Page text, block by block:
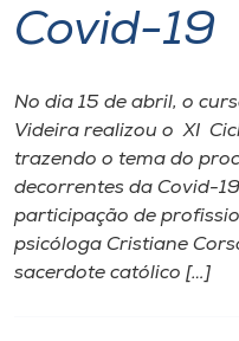
Internacionalização
I.nova
Covid-19
No dia 15 de abril, o
Videira realizou o XI
trazendo o tema do
decorrentes da Covid-
participação de
psicóloga Cristiane
sacerdote católico […]